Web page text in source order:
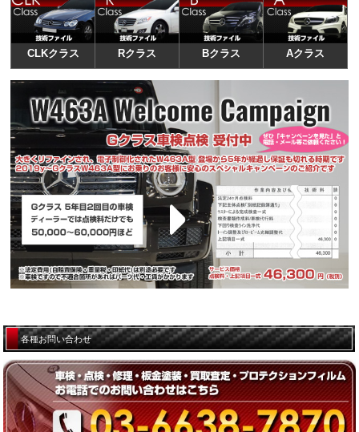
CLKクラス Rクラス Bクラス Aクラス
各種お問い合わせ